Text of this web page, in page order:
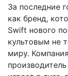
За последние
как бренд,
Swift нового
культовым не
миру.